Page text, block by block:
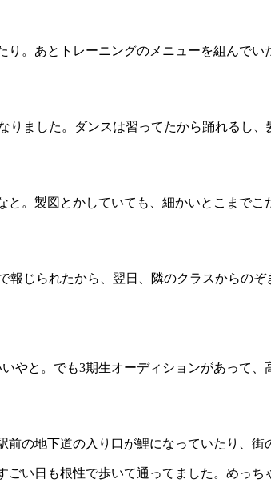
。あとトレーニングのメニューを組んでい
ました。ダンスは習ってたから踊れるし
。製図とかしていても、細かいとこまでこ
じられたから、翌日、隣のクラスからの
と。でも3期生オーディションがあって、
の地下道の入り口が鯉になっていたり、街
い日も根性で歩いて通ってました。めっ